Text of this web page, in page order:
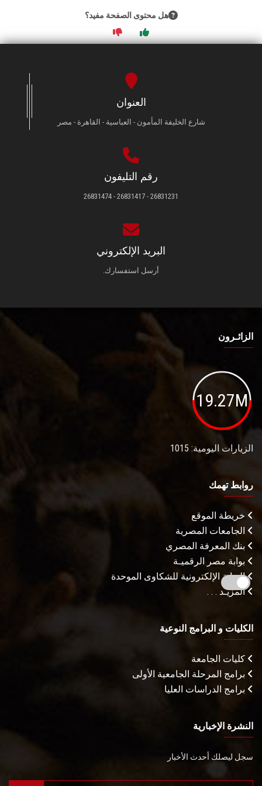
هل محتوى الصفحة مفيد؟
العنوان
شارع الخليفة المأمون - العباسية - القاهرة - مصر
رقم التليفون
26831231 - 26831417 - 26831474
البريد الإلكتروني
أرسل استفسارك.
الزائـرون
19.27M
الزيارات اليومية: 1015
روابط تهمك
خريطة الموقع
الجامعات المصرية
بنك المعرفة المصري
بوابة مصر الرقميـة
البوابة الإلكترونية للشكاوى الموحدة
المزيـد . . .
الكليات و البرامج النوعية
كليات الجامعة
برامج المرحلة الجامعية الأولى
برامج الدراسات العليا
النشرة الإخبارية
سجل ليصلك أحدث الأخبار